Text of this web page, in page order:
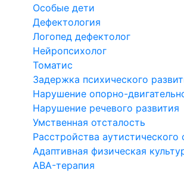
Особые дети
Дефектология
Логопед дефектолог
Нейропсихолог
Томатис
Задержка психического
Нарушение опорно-
Нарушение речевого развития
Умственная отсталость
Расстройства аутистического
Адаптивная физическая
ABA-терапия